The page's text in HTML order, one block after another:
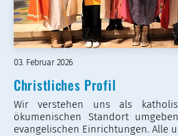
03. Februar 2026
Christliches Profil
Wir verstehen uns als
ökumenischen Standort
evangelischen Einrichtungen. Alle